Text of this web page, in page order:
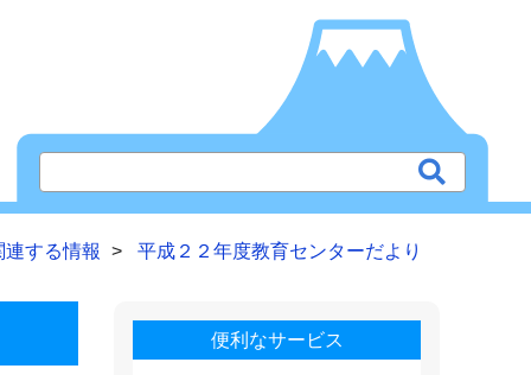
する情報 平成２２年度教育センターだより
便利なサービス